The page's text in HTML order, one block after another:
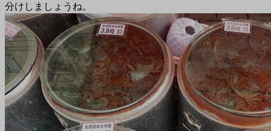
分けしましょうね。